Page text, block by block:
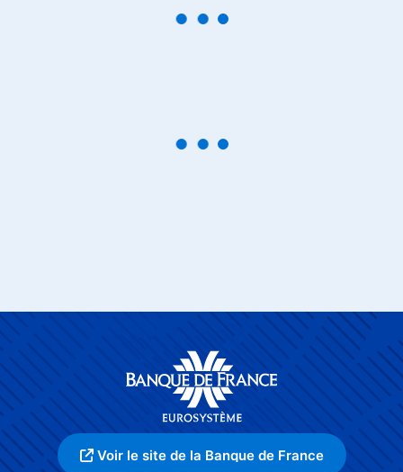
Voir le site de la Banque de France